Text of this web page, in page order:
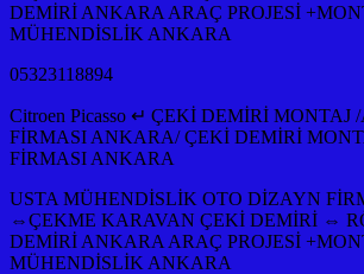
DEMİRİ ANKARA ARAÇ PROJESİ
MÜHENDİSLİK ANKARA
05323118894
Citroen Picasso ↵ ÇEKİ DEMİRİ MONTAJ
FİRMASI ANKARA/ ÇEKİ DEMİRİ
FİRMASI ANKARA
USTA MÜHENDİSLİK OTO DİZAYN
⇔ÇEKME KARAVAN ÇEKİ DEMİRİ ⇔
DEMİRİ ANKARA ARAÇ PROJESİ
MÜHENDİSLİK ANKARA